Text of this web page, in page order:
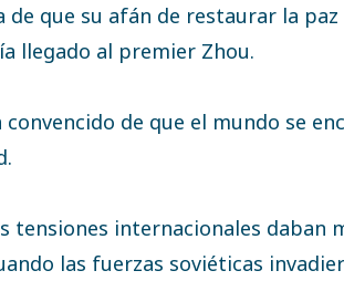
de que su afán de restaurar la
llegado al premier Zhou.
de que el mundo se
tensiones internacionales daban
las fuerzas soviéticas